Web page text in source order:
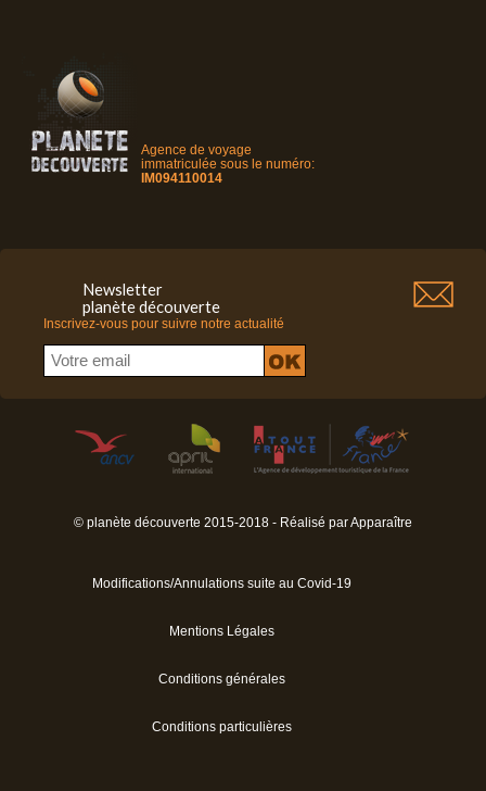
Agence de voyage
immatriculée sous le numéro:
IM094110014
Newsletter
planète découverte
Inscrivez-vous pour suivre notre actualité
© planète découverte 2015-2018 - Réalisé parApparaître
Modifications/Annulations suite au Covid-19
Mentions Légales
Conditions générales
Conditions particulières